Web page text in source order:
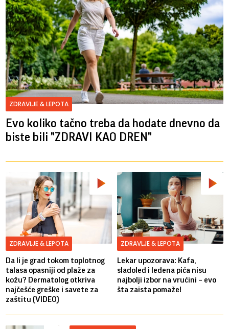
ZDRAVLJE & LEPOTA
Evo koliko tačno treba da hodate dnevno da
biste bili "ZDRAVI KAO DREN"
ZDRAVLJE & LEPOTA
Da li je grad tokom toplotnog
talasa opasniji od plaže za
kožu? Dermatolog otkriva
najčešće greške i savete za
zaštitu (VIDEO)
ZDRAVLJE & LEPOTA
Lekar upozorava: Kafa,
sladoled i ledena pića nisu
najbolji izbor na vrućini – evo
šta zaista pomaže!